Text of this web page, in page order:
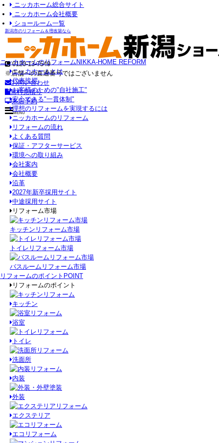
ニッカホーム総合サイト
ニッカホーム会社概要
ショールーム一覧
新潟市のリフォーム＆増改築なら
0120-13-7549
※店舗への直通番号ではございません
お問い合わせ
無料見積り
来店予約
MENU
ニッカホームのリフォーム NIKKA-HOME REFORM
ニッカホームとは
代表挨拶
お客様のための"自社施工"
安心できる"一貫体制"
理想のリフォームを実現するには
ニッカホームのリフォーム
リフォームの流れ
よくある質問
保証・アフターサービス
環境への取り組み
会社案内
会社概要
沿革
2027年新卒採用サイト
中途採用サイト
リフォーム市場
キッチンリフォーム市場
トイレリフォーム市場
バスルームリフォーム市場
リフォームのポイント POINT
リフォームのポイント
キッチン
浴室
トイレ
洗面所
内装
外装
エクステリア
エコリフォーム